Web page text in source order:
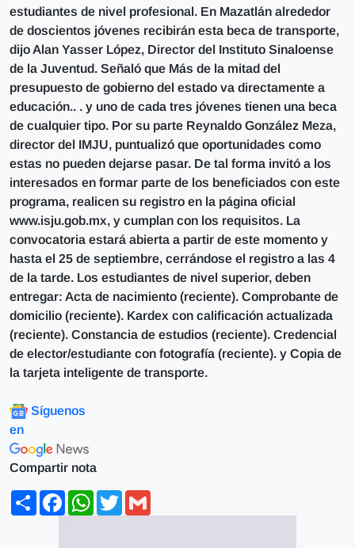
estudiantes de nivel profesional. En Mazatlán alrededor
de doscientos jóvenes recibirán esta beca de transporte,
dijo Alan Yasser López, Director del Instituto Sinaloense
de la Juventud. Señaló que Más de la mitad del
presupuesto de gobierno del estado va directamente a
educación.. . y uno de cada tres jóvenes tienen una beca
de cualquier tipo. Por su parte Reynaldo González Meza,
director del IMJU, puntualizó que oportunidades como
estas no pueden dejarse pasar. De tal forma invitó a los
interesados en formar parte de los beneficiados con este
programa, realicen su registro en la página oficial
www.isju.gob.mx, y cumplan con los requisitos. La
convocatoria estará abierta a partir de este momento y
hasta el 25 de septiembre, cerrándose el registro a las 4
de la tarde. Los estudiantes de nivel superior, deben
entregar: Acta de nacimiento (reciente). Comprobante de
domicilio (reciente). Kardex con calificación actualizada
(reciente). Constancia de estudios (reciente). Credencial
de elector/estudiante con fotografía (reciente). y Copia de
la tarjeta inteligente de transporte.
Síguenos
en
Compartir nota
ShareFacebookWhatsApp
Twitter